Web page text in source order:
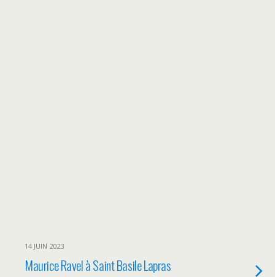
14 JUIN 2023
Maurice Ravel à Saint Basile Lapras